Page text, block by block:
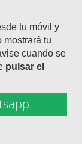
tu móvil y
mostrará tu
cuando se
pulsar el